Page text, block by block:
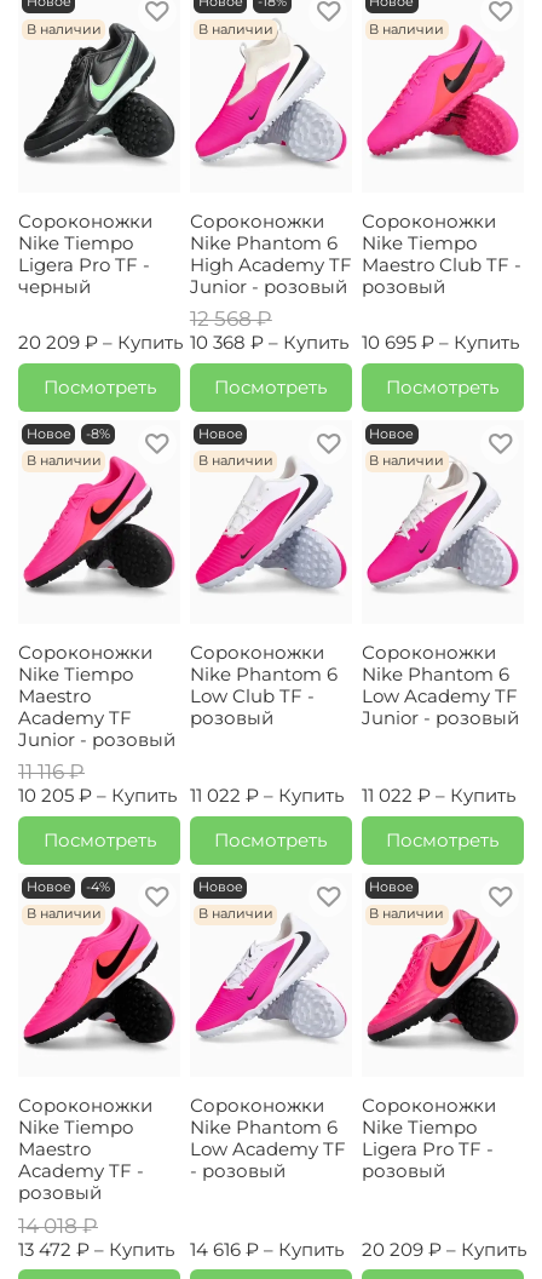
В наличии
Сороконожки
Nike Tiempo
Ligera Pro TF -
черный
20 209 ₽ – Купить
Посмотреть
В наличии
Сороконожки
Nike Phantom 6
High Academy TF
Junior - розовый
12 568 ₽
10 368 ₽ – Купить
Посмотреть
В наличии
Сороконожки
Nike Tiempo
Maestro Club TF -
розовый
10 695 ₽ – Купить
Посмотреть
Новое
-8%
В наличии
Сороконожки
Nike Tiempo
Maestro
Academy TF
Junior - розовый
11 116 ₽
10 205 ₽ – Купить
Посмотреть
Новое
В наличии
Сороконожки
Nike Phantom 6
Low Club TF -
розовый
11 022 ₽ – Купить
Посмотреть
Новое
В наличии
Сороконожки
Nike Phantom 6
Low Academy TF
Junior - розовый
11 022 ₽ – Купить
Посмотреть
Новое
-4%
В наличии
Сороконожки
Nike Tiempo
Maestro
Academy TF -
розовый
14 018 ₽
13 472 ₽ – Купить
Новое
В наличии
Сороконожки
Nike Phantom 6
Low Academy TF
- розовый
14 616 ₽ – Купить
Новое
В наличии
Сороконожки
Nike Tiempo
Ligera Pro TF -
розовый
20 209 ₽ – Купить